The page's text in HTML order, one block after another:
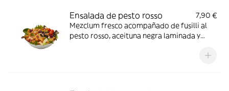
Ensalada de pesto rosso
7,90 €
Mezclum fresco acompañado de fusilli al
pesto rosso, aceituna negra laminada y